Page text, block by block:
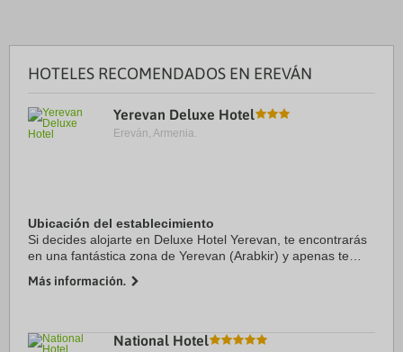
HOTELES RECOMENDADOS EN EREVÁN
Yerevan Deluxe Hotel
Ereván, Armenia.
Ubicación del establecimiento
Si decides alojarte en Deluxe Hotel Yerevan, te encontrarás
en una fantástica zona de Yerevan (Arabkir) y apenas te
Centro comercial Rio. Además, ...
Más información.
National Hotel